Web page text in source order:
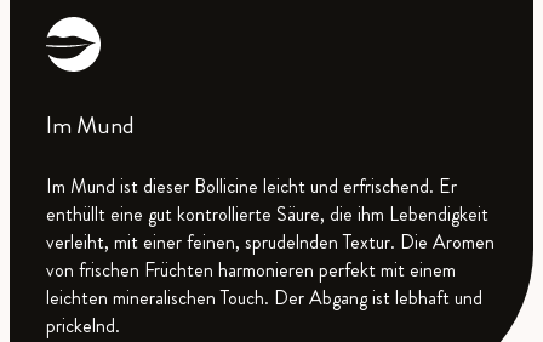
Im Mund
Im Mund ist dieser Bollicine leicht und erfrischend. Er
enthüllt eine gut kontrollierte Säure, die ihm Lebendigkeit
verleiht, mit einer feinen, sprudelnden Textur. Die Aromen
von frischen Früchten harmonieren perfekt mit einem
leichten mineralischen Touch. Der Abgang ist lebhaft und
prickelnd.